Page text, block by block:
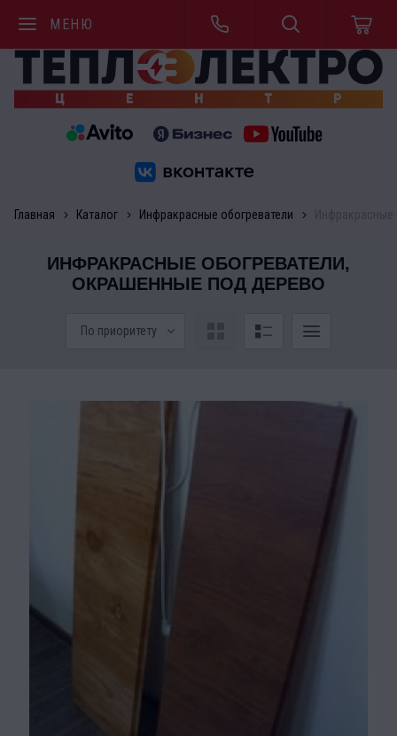
МЕНЮ
Главная Каталог Инфракрасные обогреватели
ИНФРАКРАСНЫЕ ОБОГРЕВАТЕЛИ,
ОКРАШЕННЫЕ ПОД ДЕРЕВО
По приоритету